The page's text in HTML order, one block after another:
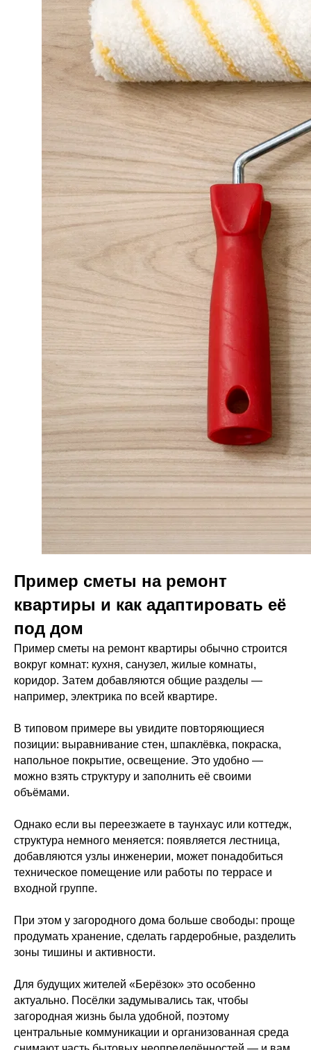
Пример сметы на ремонт
квартиры и как адаптировать её
под дом
Пример сметы на ремонт квартиры обычно строится
вокруг комнат: кухня, санузел, жилые комнаты,
коридор. Затем добавляются общие разделы —
например, электрика по всей квартире.
В типовом примере вы увидите повторяющиеся
позиции: выравнивание стен, шпаклёвка, покраска,
напольное покрытие, освещение. Это удобно —
можно взять структуру и заполнить её своими
объёмами.
Однако если вы переезжаете в таунхаус или коттедж,
структура немного меняется: появляется лестница,
добавляются узлы инженерии, может понадобиться
техническое помещение или работы по террасе и
входной группе.
При этом у загородного дома больше свободы: проще
продумать хранение, сделать гардеробные, разделить
зоны тишины и активности.
Для будущих жителей «Берёзок» это особенно
актуально. Посёлки задумывались так, чтобы
загородная жизнь была удобной, поэтому
центральные коммуникации и организованная среда